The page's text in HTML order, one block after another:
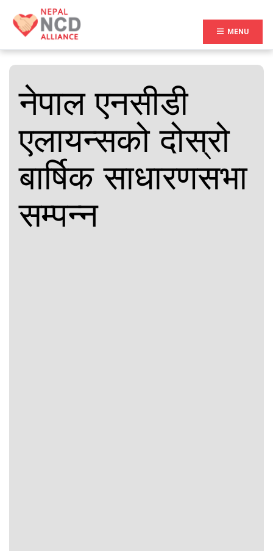
MENU
नेपाल एनसीडी
एलायन्सको दोस्रो
बार्षिक साधारणसभा
सम्पन्न